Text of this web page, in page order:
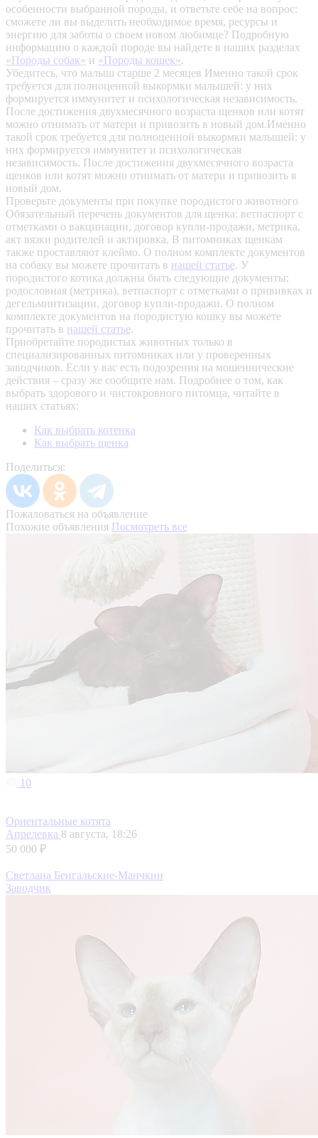
особенности выбранной породы, и ответьте себе на вопрос:
сможете ли вы выделить необходимое время, ресурсы и
энергию для заботы о своем новом любимце? Подробную
информацию о каждой породе вы найдете в наших разделах
«Породы собак» и «Породы кошек».
Убедитесь, что малыш старше 2 месяцев Именно такой срок
требуется для полноценной выкормки малышей: у них
формируется иммунитет и психологическая независимость.
После достижения двухмесячного возраста щенков или котят
можно отнимать от матери и привозить в новый дом.Именно
такой срок требуется для полноценной выкормки малышей: у
них формируется иммунитет и психологическая
независимость. После достижения двухмесячного возраста
щенков или котят можно отнимать от матери и привозить в
новый дом.
Проверьте документы при покупке породистого животного
Обязательный перечень документов для щенка: ветпаспорт с
отметками о вакцинации, договор купли-продажи, метрика,
акт вязки родителей и актировка. В питомниках щенкам
также проставляют клеймо. О полном комплекте документов
на собаку вы можете прочитать в нашей статье. У
породистого котика должны быть следующие документы:
родословная (метрика), ветпаспорт с отметками о прививках и
дегельминтизации, договор купли-продажи. О полном
комплекте документов на породистую кошку вы можете
прочитать в нашей статье.
Приобретайте породистых животных только в
специализированных питомниках или у проверенных
заводчиков. Если у вас есть подозрения на мошеннические
действия – сразу же сообщите нам. Подробнее о том, как
выбрать здорового и чистокровного питомца, читайте в
наших статьях:
Как выбрать котенка
Как выбрать щенка
Поделиться:
Пожаловаться на объявление
Похожие объявления Посмотреть все
10
Ориентальные котята
Апрелевка 8 августа, 18:26
50 000 ₽
Светлана Бенгальские-Манчкин
Заводчик